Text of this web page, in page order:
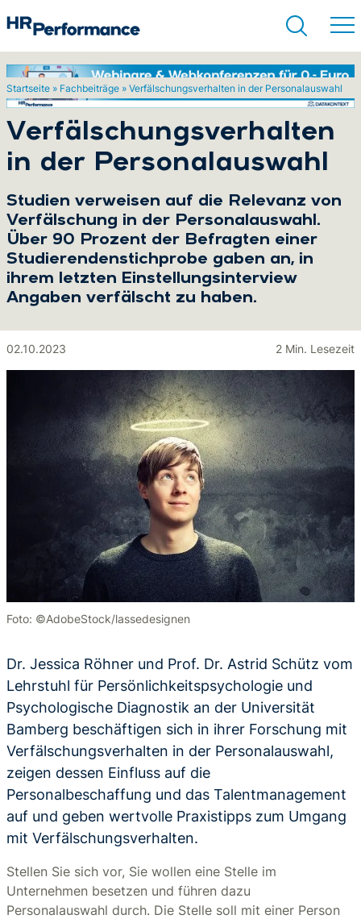
Startseite » Fachbeiträge » Verfälschungsverhalten in der Personalauswahl
Verfälschungsverhalten
in der Personalauswahl
Studien verweisen auf die Relevanz von
Verfälschung in der Personalauswahl.
Über 90 Prozent der Befragten einer
Studierendenstichprobe gaben an, in
ihrem letzten Einstellungsinterview
Angaben verfälscht zu haben.
02.10.2023 2 Min. Lesezeit
Foto: ©AdobeStock/lassedesignen
Dr. Jessica Röhner und Prof. Dr. Astrid Schütz vom
Lehrstuhl für Persönlichkeitspsychologie und
Psychologische Diagnostik an der Universität
Bamberg beschäftigen sich in ihrer Forschung mit
Verfälschungsverhalten in der Personalauswahl,
zeigen dessen Einfluss auf die
Personalbeschaffung und das Talentmanagement
auf und geben wertvolle Praxistipps zum Umgang
mit Verfälschungsverhalten.
Stellen Sie sich vor, Sie wollen eine Stelle im
Unternehmen besetzen und führen dazu
Personalauswahl durch. Die Stelle soll mit einer Person